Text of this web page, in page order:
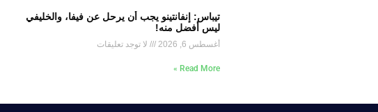
تيباس: إنفانتينو يجب أن يرحل عن فيفا، والخليفي
ليس أفضل منه!
أغسطس 6, 2026 لا توجد تعليقات
Read More »